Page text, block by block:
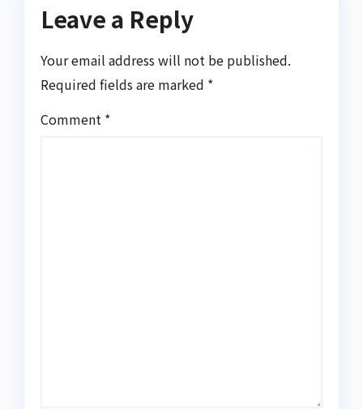
Leave a Reply
Your email address will not be published.
Required fields are marked *
Comment *